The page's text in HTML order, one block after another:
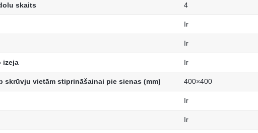
skaits 4
Ir
Ir
izeja Ir
skrūvju vietām stiprināšainai pie sienas (mm) 400×400
Ir
Ir